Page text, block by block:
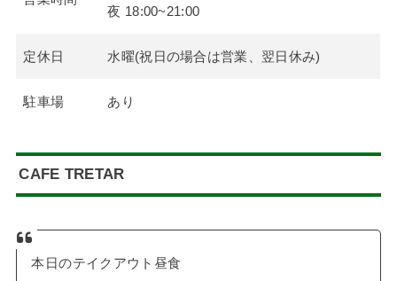
夜 18:00~21:00
定休日 水曜(祝日の場合は営業、翌日休み)
駐車場 あり
CAFE TRETAR
本日のテイクアウト昼食